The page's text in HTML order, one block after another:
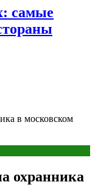
самые
в московском
охранника